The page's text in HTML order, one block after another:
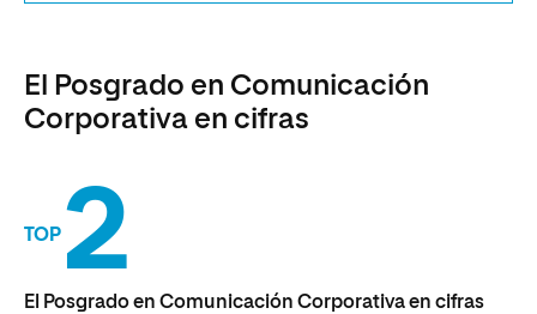
El Posgrado en Comunicación
Corporativa en cifras
TOP 2
El Posgrado en Comunicación Corporativa en cifras